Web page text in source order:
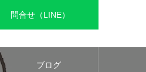
問合せ（LINE）
ブログ